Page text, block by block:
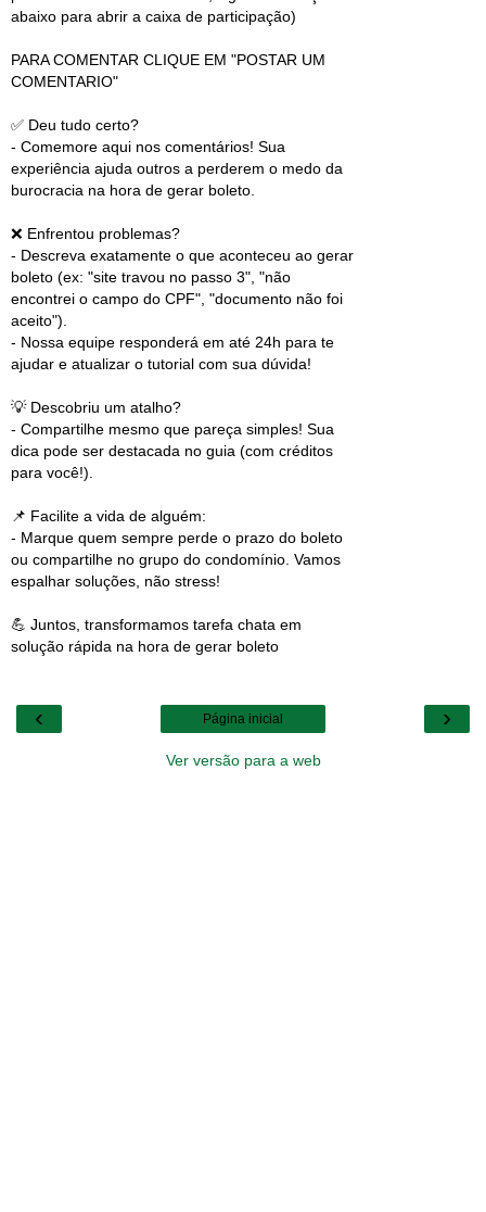
abaixo para abrir a caixa de participação)
PARA COMENTAR CLIQUE EM "POSTAR UM
COMENTARIO"
✅ Deu tudo certo?
- Comemore aqui nos comentários! Sua
experiência ajuda outros a perderem o medo da
burocracia na hora de gerar boleto.
❌ Enfrentou problemas?
- Descreva exatamente o que aconteceu ao gerar
boleto (ex: "site travou no passo 3", "não
encontrei o campo do CPF", "documento não foi
aceito").
- Nossa equipe responderá em até 24h para te
ajudar e atualizar o tutorial com sua dúvida!
💡 Descobriu um atalho?
- Compartilhe mesmo que pareça simples! Sua
dica pode ser destacada no guia (com créditos
para você!).
📌 Facilite a vida de alguém:
- Marque quem sempre perde o prazo do boleto
ou compartilhe no grupo do condomínio. Vamos
espalhar soluções, não stress!
💪 Juntos, transformamos tarefa chata em
solução rápida na hora de gerar boleto
‹ ›
Página inicial
Ver versão para a web